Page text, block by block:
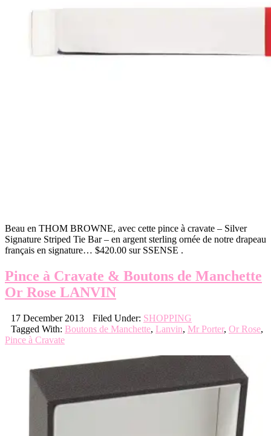
Beau en THOM BROWNE, avec cette pince à cravate – Silver
Signature Striped Tie Bar – en argent sterling ornée de notre drapeau
français en signature… $420.00 sur SSENSE .
Pince à Cravate & Boutons de Manchette
Or Rose LANVIN
17 December 2013 Filed Under: SHOPPING
Tagged With: Boutons de Manchette, Lanvin, Mr Porter, Or Rose,
Pince à Cravate